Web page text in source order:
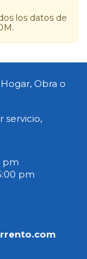
los datos de
Obra o
servicio,
pm
pm